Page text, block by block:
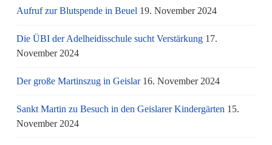
Aufruf zur Blutspende in Beuel 19. November 2024
Die ÜBI der Adelheidisschule sucht Verstärkung 17.
November 2024
Der große Martinszug in Geislar 16. November 2024
Sankt Martin zu Besuch in den Geislarer Kindergärten 15.
November 2024